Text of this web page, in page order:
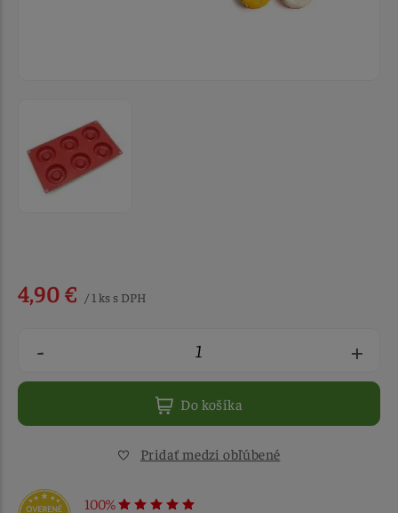
4,90 € / 1 ks s DPH
- +
Do košíka
Pridať medzi obľúbené
100%